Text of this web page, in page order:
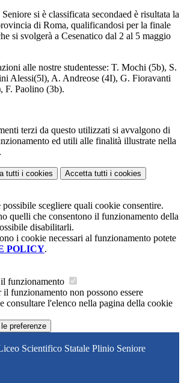
si è classificata secondaed è risultata la
di Roma, qualificandosi per la finale
si svolgerà a Cesenatico dal 2 al 5 maggio
alle nostre studentesse: T. Mochi (5b), S.
Alessi(5l), A. Andreose (4I), G. Fioravanti
F. Paolino (3b).
terzi da questo utilizzati si avvalgono di
ed utili alle finalità illustrate nella
.
tutti i cookies Accetta tutti i cookies
possibile scegliere quali cookie consentire.
quelli che consentono il funzionamento della
disabilitarli.
i cookie necessari al funzionamento potete
POLICY.
funzionamento
il funzionamento non possono essere
consultare l'elenco nella pagina della cookie
preferenze
Scientifico Statale Plinio Seniore